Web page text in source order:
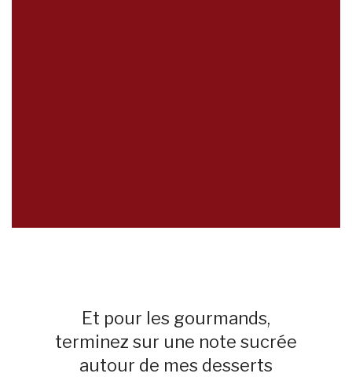
Et pour les gourmands,
terminez sur une note sucrée
autour de mes desserts